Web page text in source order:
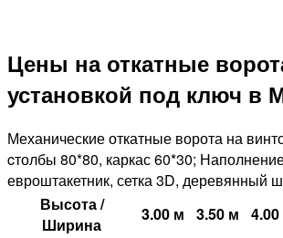
Цены на откатные
установкой под ключ в
Механические откатные ворота на
cтолбы 80*80, каркас 60*30;
евроштакетник, сетка 3D, деревянный
Высота /
Ширина
3.00 м 3.50 м